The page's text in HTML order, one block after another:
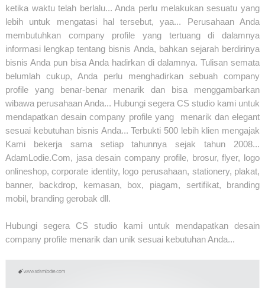
ketika waktu telah berlalu... Anda perlu melakukan sesuatu yang
lebih untuk mengatasi hal tersebut, yaa... Perusahaan Anda
membutuhkan company profile yang tertuang di dalamnya
informasi lengkap tentang bisnis Anda, bahkan sejarah berdirinya
bisnis Anda pun bisa Anda hadirkan di dalamnya. Tulisan semata
belumlah cukup, Anda perlu menghadirkan sebuah company
profile yang benar-benar menarik dan bisa menggambarkan
wibawa perusahaan Anda... Hubungi segera CS studio kami untuk
mendapatkan desain company profile yang menarik dan elegant
sesuai kebutuhan bisnis Anda... Terbukti 500 lebih klien mengajak
Kami bekerja sama setiap tahunnya sejak tahun 2008...
AdamLodie.Com, jasa desain company profile, brosur, flyer, logo
onlineshop, corporate identity, logo perusahaan, stationery, plakat,
banner, backdrop, kemasan, box, piagam, sertifikat, branding
mobil, branding gerobak dll.
Hubungi segera CS studio kami untuk mendapatkan desain
company profile menarik dan unik sesuai kebutuhan Anda...